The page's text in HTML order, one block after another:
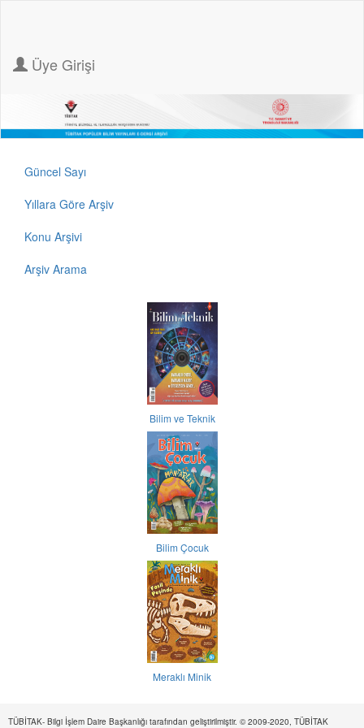
Üye Girişi
Güncel Sayı
Yıllara Göre Arşiv
Konu Arşivi
Arşiv Arama
Bilim ve Teknik
Bilim Çocuk
Meraklı Minik
TÜBİTAK- Bilgi İşlem Daire Başkanlığı tarafından geliştirilmiştir. © 2009-2020, TÜBİTAK